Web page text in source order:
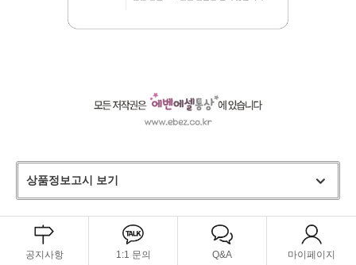
상품정보고시 보기
공지사항 1:1 문의 Q&A 마이페이지